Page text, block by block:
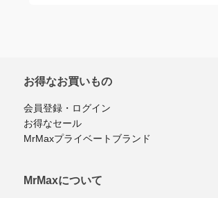
お得なお買いもの
会員登録・ログイン
お得なセール
MrMaxプライベートブランド
MrMaxについて